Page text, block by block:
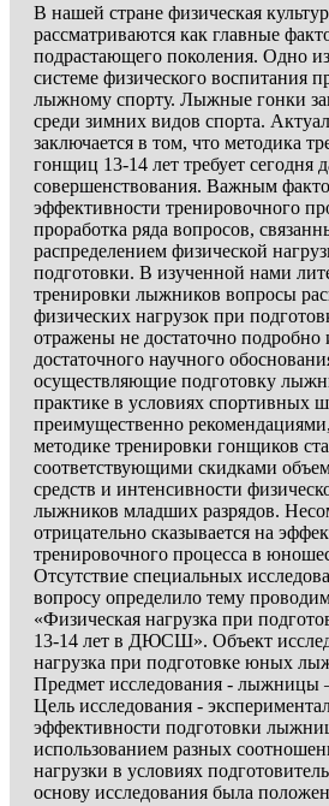
В нашей стране физическая
рассматриваются как главные
подрастающего поколения. Одно
системе физического воспитания
лыжному спорту. Лыжные гонки
среди зимних видов спорта.
заключается в том, что методика
гонщиц 13-14 лет требует сегодня
совершенствования. Важным
эффективности тренировочного
проработка ряда вопросов,
распределением физической
подготовки. В изученной нами
тренировки лыжников вопросы
физических нагрузок при
отражены не достаточно
достаточного научного
осуществляющие подготовку
практике в условиях спортивных
преимущественно
методике тренировки гонщиков
соответствующими скидками
средств и интенсивности
лыжников младших разрядов.
отрицательно сказывается на
тренировочного процесса в
Отсутствие специальных
вопросу определило тему
«Физическая нагрузка при
13-14 лет в ДЮСШ». Объект
нагрузка при подготовке юных
Предмет исследования - лыжницы
Цель исследования -
эффективности подготовки
использованием разных
нагрузки в условиях
основу исследования была